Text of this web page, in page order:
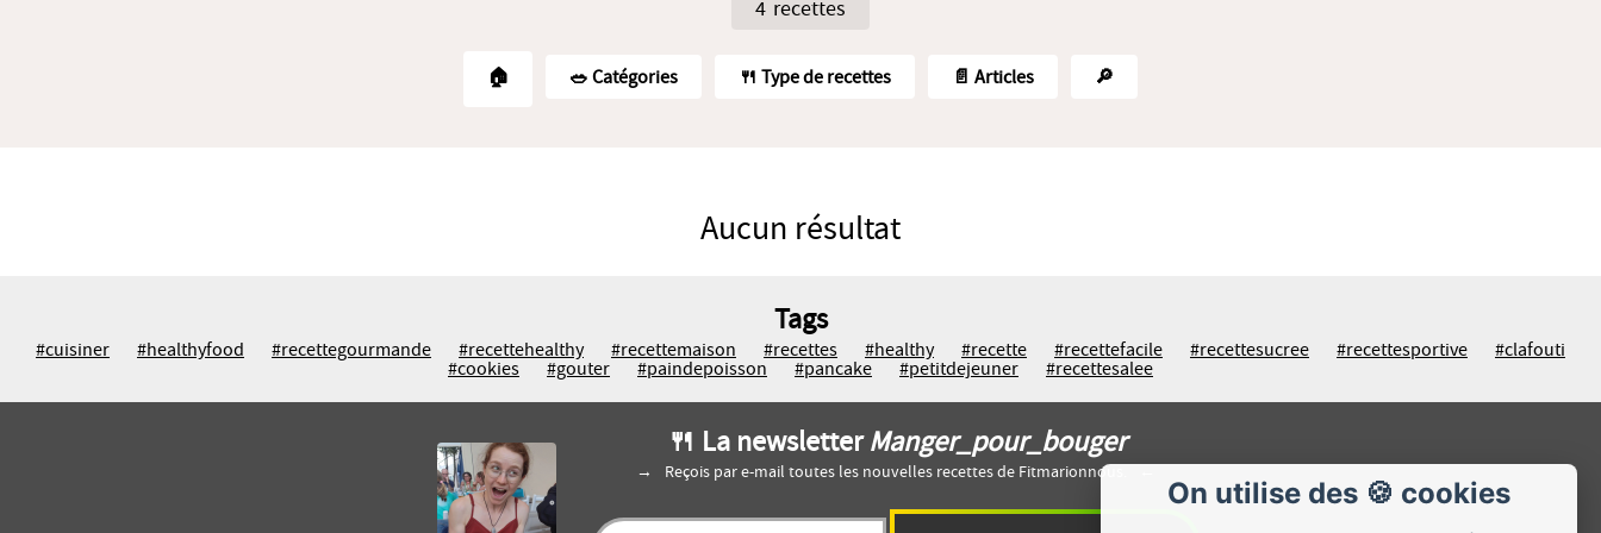
4 recettes
🏠 🥗️ Catégories 🍴 Type de recettes 📄 Articles 🔎
Aucun résultat
Tags
#cuisiner #healthyfood #recettegourmande #recettehealthy #recettemaison #recettes #healthy #recette #recettefacile #recettesucree #recettesportive
#clafouti
#cookies
#gouter #paindepoisson #pancake #petitdejeuner #recettesalee
On utilise des 🍪 cookies
🍴 La newsletter Manger_pour_bouger
Reçois par e-mail toutes les nouvelles recettes de Fitmarionnous.